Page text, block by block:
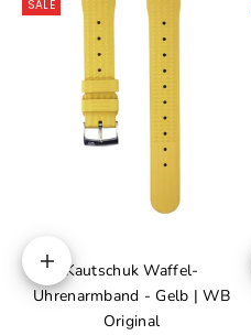
SALE
Optionen auswählen
Kautschuk Waffel-
Uhrenarmband - Gelb | WB
Original